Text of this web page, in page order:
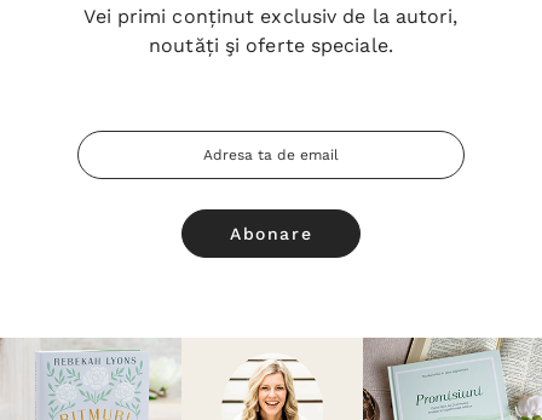
Vei primi conținut exclusiv de la autori,
noutăți şi oferte speciale.
Adresa
Email